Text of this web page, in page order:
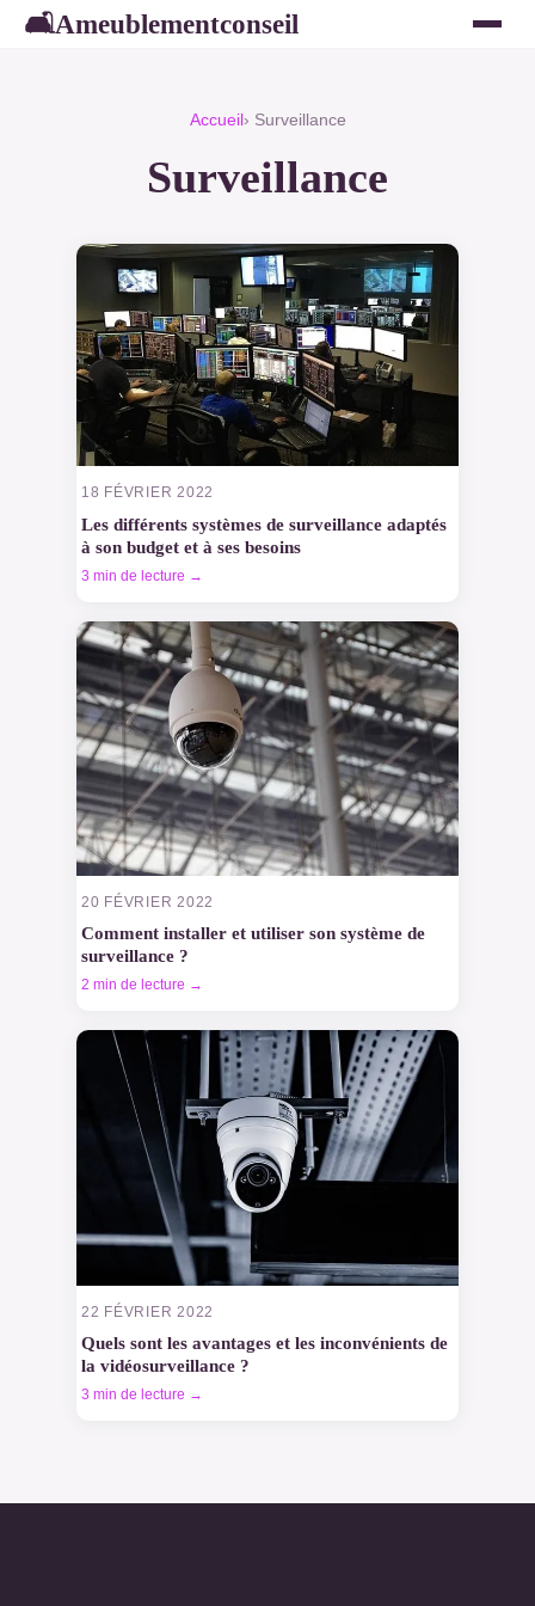
🛋Ameublementconseil
Accueil › Surveillance
Surveillance
18 FÉVRIER 2022
Les différents systèmes de surveillance adaptés
à son budget et à ses besoins
3 min de lecture →
20 FÉVRIER 2022
Comment installer et utiliser son système de
surveillance ?
2 min de lecture →
22 FÉVRIER 2022
Quels sont les avantages et les inconvénients de
la vidéosurveillance ?
3 min de lecture →